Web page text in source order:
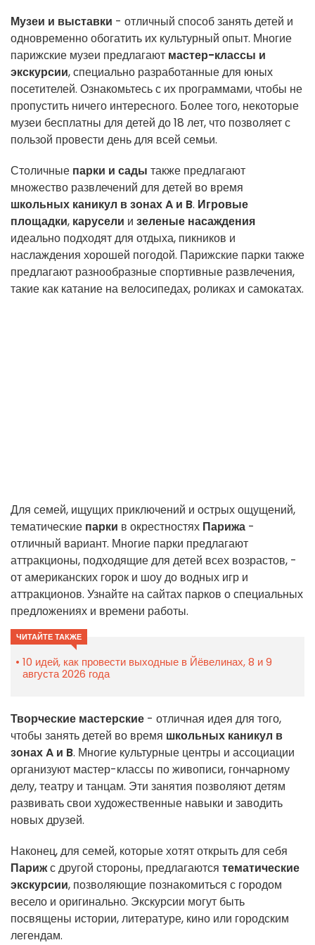
Музеи и выставки - отличный способ занять детей и
одновременно обогатить их культурный опыт. Многие
парижские музеи предлагают мастер-классы и
экскурсии, специально разработанные для юных
посетителей. Ознакомьтесь с их программами, чтобы не
пропустить ничего интересного. Более того, некоторые
музеи бесплатны для детей до 18 лет, что позволяет с
пользой провести день для всей семьи.
Столичные парки и сады также предлагают
множество развлечений для детей во время
школьных каникул в зонах A и B. Игровые
площадки, карусели и зеленые насаждения
идеально подходят для отдыха, пикников и
наслаждения хорошей погодой. Парижские парки также
предлагают разнообразные спортивные развлечения,
такие как катание на велосипедах, роликах и самокатах.
Для семей, ищущих приключений и острых ощущений,
тематические парки в окрестностях Парижа -
отличный вариант. Многие парки предлагают
аттракционы, подходящие для детей всех возрастов, -
от американских горок и шоу до водных игр и
аттракционов. Узнайте на сайтах парков о специальных
предложениях и времени работы.
ЧИТАЙТЕ ТАКЖЕ
10 идей, как провести выходные в Йёвелинах, 8 и 9
августа 2026 года
Творческие мастерские - отличная идея для того,
чтобы занять детей во время школьных каникул в
зонах A и B. Многие культурные центры и ассоциации
организуют мастер-классы по живописи, гончарному
делу, театру и танцам. Эти занятия позволяют детям
развивать свои художественные навыки и заводить
новых друзей.
Наконец, для семей, которые хотят открыть для себя
Парижс другой стороны, предлагаются тематические
экскурсии, позволяющие познакомиться с городом
весело и оригинально. Экскурсии могут быть
посвящены истории, литературе, кино или городским
легендам.